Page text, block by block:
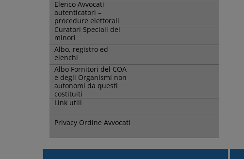
Elenco Avvocati
autenticatori –
procedure elettorali
Curatori Speciali dei
minori
Albo, registro ed
elenchi
Albo Fornitori del COA
e degli Organismi non
autonomi da questi
costituiti
Link utili
Privacy Ordine Avvocati